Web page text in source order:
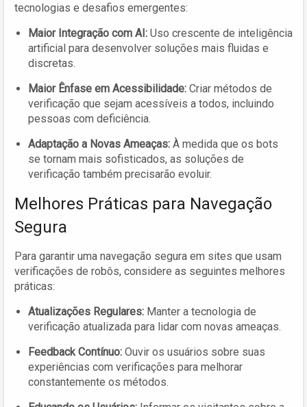
tecnologias e desafios emergentes:
Maior Integração com AI: Uso crescente de inteligência
artificial para desenvolver soluções mais fluidas e
discretas.
Maior Ênfase em Acessibilidade: Criar métodos de
verificação que sejam acessíveis a todos, incluindo
pessoas com deficiência.
Adaptação a Novas Ameaças: À medida que os bots
se tornam mais sofisticados, as soluções de
verificação também precisarão evoluir.
Melhores Práticas para Navegação
Segura
Para garantir uma navegação segura em sites que usam
verificações de robôs, considere as seguintes melhores
práticas:
Atualizações Regulares: Manter a tecnologia de
verificação atualizada para lidar com novas ameaças.
Feedback Contínuo: Ouvir os usuários sobre suas
experiências com verificações para melhorar
constantemente os métodos.